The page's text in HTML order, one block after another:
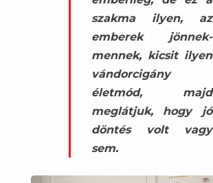
szakma ilyen, az
emberek jönnek-
mennek, kicsit ilyen
vándorcigány
életmód, majd
meglátjuk, hogy jó
döntés volt vagy
sem.